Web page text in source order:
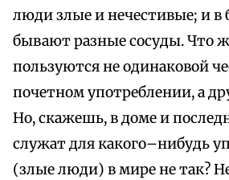
люди злые и нечестивые; и
бывают разные сосуды. Что
пользуются не одинаковой
почетном употреблении, а
Но, скажешь, в доме и
служат для какого–нибудь
(злые люди) в мире не так?